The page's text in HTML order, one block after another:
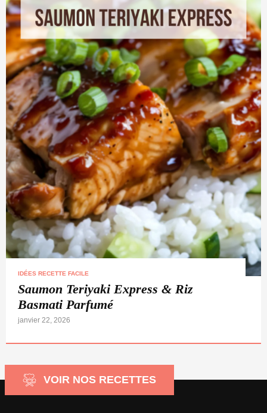
IDÉES RECETTE FACILE
Saumon Teriyaki Express & Riz
Basmati Parfumé
janvier 22, 2026
VOIR NOS RECETTES